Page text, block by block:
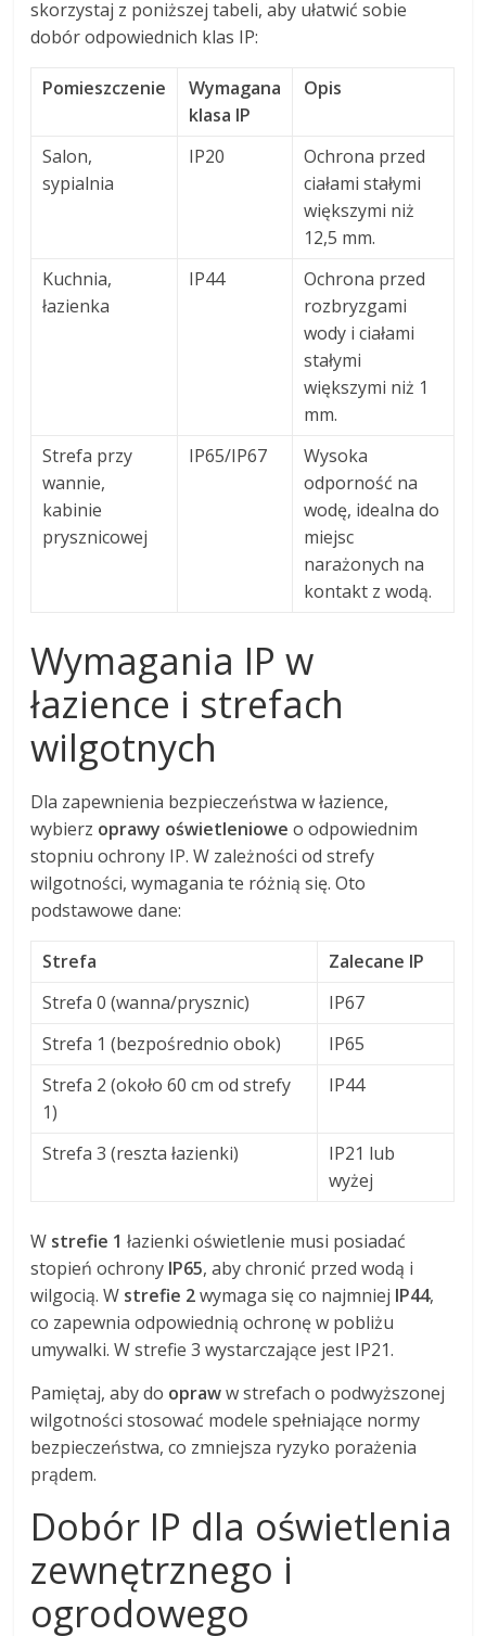
skorzystaj z poniższej tabeli, aby ułatwić sobie
dobór odpowiednich klas IP:
Pomieszczenie
Wymagana
klasa IP
Opis
Salon,
sypialnia
IP20
Ochrona przed
ciałami stałymi
większymi niż
12,5 mm.
Kuchnia,
łazienka
IP44
Ochrona przed
rozbryzgami
wody i ciałami
stałymi
większymi niż 1
mm.
Strefa przy
wannie,
kabinie
prysznicowej
IP65/IP67
Wysoka
odporność na
wodę, idealna do
miejsc
narażonych na
kontakt z wodą.
Wymagania IP w
łazience i strefach
wilgotnych
Dla zapewnienia bezpieczeństwa w łazience,
wybierz oprawy oświetleniowe o odpowiednim
stopniu ochrony IP. W zależności od strefy
wilgotności, wymagania te różnią się. Oto
podstawowe dane:
Strefa
Zalecane IP
Strefa 0 (wanna/prysznic)
IP67
Strefa 1 (bezpośrednio obok)
IP65
Strefa 2 (około 60 cm od strefy
1)
IP44
Strefa 3 (reszta łazienki)
IP21 lub
wyżej
W strefie 1 łazienki oświetlenie musi posiadać
stopień ochrony IP65, aby chronić przed wodą i
wilgocią. W strefie 2wymaga się co najmniej IP44,
co zapewnia odpowiednią ochronę w pobliżu
umywalki. W strefie 3 wystarczające jest IP21.
Pamiętaj, aby do opraww strefach o podwyższonej
wilgotności stosować modele spełniające normy
bezpieczeństwa, co zmniejsza ryzyko porażenia
prądem.
Dobór IP dla oświetlenia
zewnętrznego i
ogrodowego